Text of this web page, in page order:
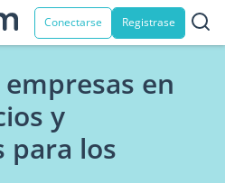
Conectarse Registrase
en
y
para los